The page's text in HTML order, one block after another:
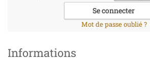
Mot de passe oublié ?
Informations